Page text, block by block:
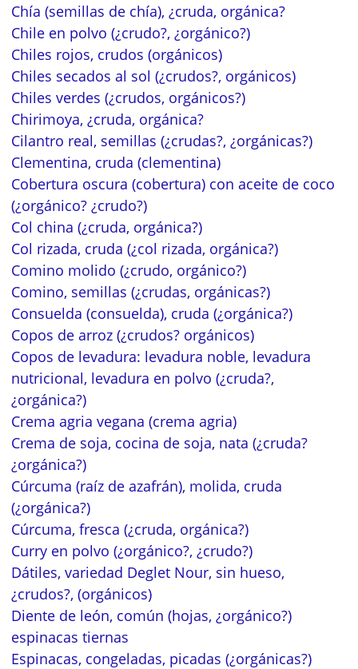
Chía (semillas de chía), ¿cruda, orgánica?
Chile en polvo (¿crudo?, ¿orgánico?)
Chiles rojos, crudos (orgánicos)
Chiles secados al sol (¿crudos?, orgánicos)
Chiles verdes (¿crudos, orgánicos?)
Chirimoya, ¿cruda, orgánica?
Cilantro real, semillas (¿crudas?, ¿orgánicas?)
Clementina, cruda (clementina)
Cobertura oscura (cobertura) con aceite de coco
(¿orgánico? ¿crudo?)
Col china (¿cruda, orgánica?)
Col rizada, cruda (¿col rizada, orgánica?)
Comino molido (¿crudo, orgánico?)
Comino, semillas (¿crudas, orgánicas?)
Consuelda (consuelda), cruda (¿orgánica?)
Copos de arroz (¿crudos? orgánicos)
Copos de levadura: levadura noble, levadura
nutricional, levadura en polvo (¿cruda?,
¿orgánica?)
Crema agria vegana (crema agria)
Crema de soja, cocina de soja, nata (¿cruda?
¿orgánica?)
Cúrcuma (raíz de azafrán), molida, cruda
(¿orgánica?)
Cúrcuma, fresca (¿cruda, orgánica?)
Curry en polvo (¿orgánico?, ¿crudo?)
Dátiles, variedad Deglet Nour, sin hueso,
¿crudos?, (orgánicos)
Diente de león, común (hojas, ¿orgánico?)
espinacas tiernas
Espinacas, congeladas, picadas (¿orgánicas?)